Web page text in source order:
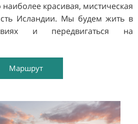
красивая, мистическая
Исландии. Мы будем жить в
и передвигаться на
Маршрут